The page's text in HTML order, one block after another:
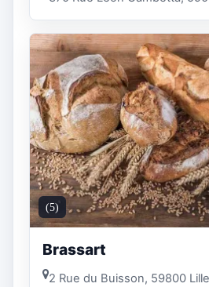
(5)
Brassart
2 Rue du Buisson, 59800